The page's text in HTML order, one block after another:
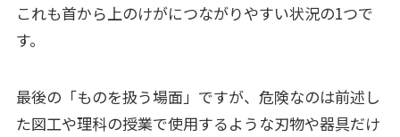
これも首から上のけがにつながりやすい状況の1つで
す。
最後の「ものを扱う場面」ですが、危険なのは前述し
た図工や理科の授業で使用するような刃物や器具だけ